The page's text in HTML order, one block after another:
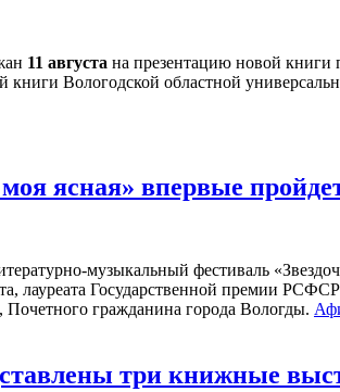
11 августа на презентацию новой
книги Вологодской областной
ясная» впервые
музыкальный фестиваль
лауреата Государственной премии
Почетного гражданина города Вологды.
три книжные